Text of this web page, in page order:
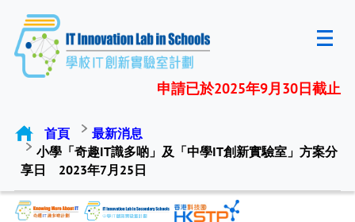
申請已於2025年9月30日截止
首頁
最新消息
小學「奇趣IT識多啲」及「中學IT創新實驗室」方案分
享日 2023年7月25日